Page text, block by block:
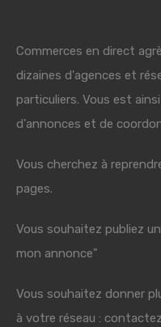
Commerces en direct
dizaines d'agences et
particuliers. Vous est
d'annonces et de
Vous cherchez à
pages.
Vous souhaitez publiez
mon annonce"
Vous souhaitez donner
à votre réseau :